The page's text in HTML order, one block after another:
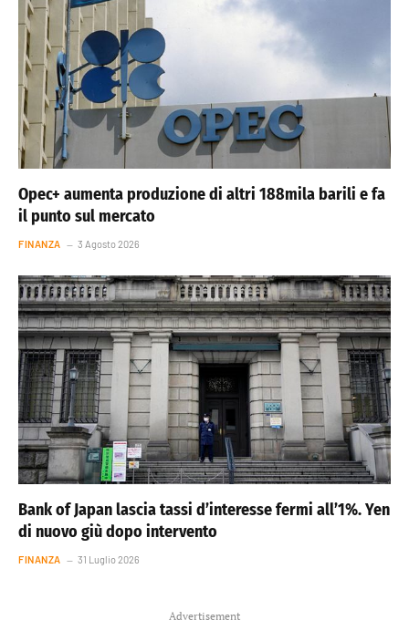
Opec+ aumenta produzione di altri 188mila barili e fa
il punto sul mercato
FINANZA 3 Agosto 2026
Bank of Japan lascia tassi d’interesse fermi all’1%. Yen
di nuovo giù dopo intervento
FINANZA 31 Luglio 2026
Advertisement